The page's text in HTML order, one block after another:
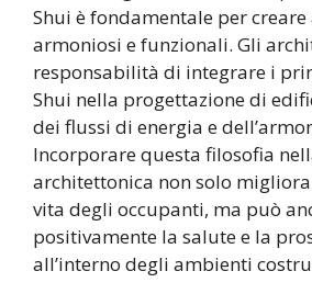
Shui è fondamentale per
armoniosi e funzionali. Gli
responsabilità di integrare i
Shui nella progettazione di
dei flussi di energia e
Incorporare questa filosofia
architettonica non solo
vita degli occupanti, ma può
positivamente la salute e la
all’interno degli ambienti